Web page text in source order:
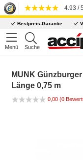
4.93 /
Bestpreis-Garantie
Menü Suche
MUNK
Länge 0,75 m
0,00 (0